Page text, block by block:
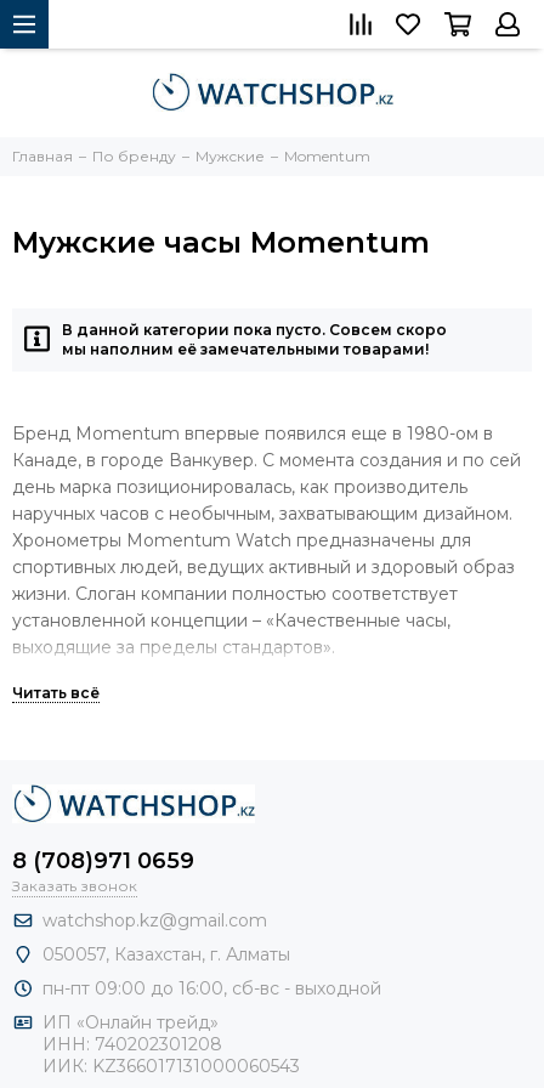
Главная По бренду Мужские Momentum
Мужские часы Momentum
В данной категории пока пусто. Совсем скоро
мы наполним её замечательными товарами!
Бренд Momentum впервые появился еще в 1980-ом в
Канаде, в городе Ванкувер. С момента создания и по сей
день марка позиционировалась, как производитель
наручных часов с необычным, захватывающим дизайном.
Хронометры Momentum Watch предназначены для
спортивных людей, ведущих активный и здоровый образ
жизни. Слоган компании полностью соответствует
установленной концепции – «Качественные часы,
выходящие за пределы стандартов».
Мужские наручные часы от фирмы Momentum создаются
исправность. Надежная сборка, проработанная до
Стоимость при этом остается доступной для каждого
покупателя.
Приобрести мужские часы от бренда
Momentum по конкурентной
стоимости – реальность!
В интернет-магазине можно найти как старые, так и
недавно выпущенные модели мужских часов Momentum.
8 (708)971 0659
Заказать звонок
watchshop.kz@gmail.com
050057, Казахстан, г. Алматы
пн-пт 09:00 до 16:00, сб-вс - выходной
ИП «Онлайн трейд»
ИНН: 740202301208
ИИК: KZ366017131000060543